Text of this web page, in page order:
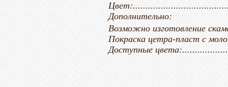
Дополнительно:
Возможно изготовление
Покраска цетра-пласт с
Доступные